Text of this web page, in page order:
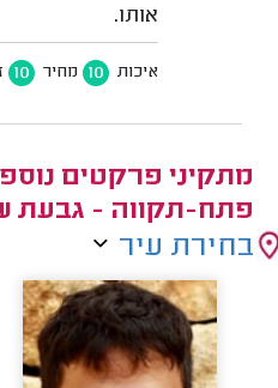
אותו.
איכות 10 מחיר 10
מתקיני פרקטים
פתח-תקווה - גבעת
בחירת עיר